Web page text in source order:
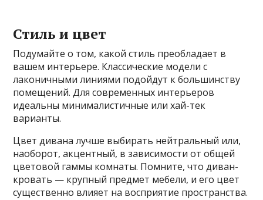
Стиль и цвет
Подумайте о том, какой стиль преобладает в
вашем интерьере. Классические модели с
лаконичными линиями подойдут к большинству
помещений. Для современных интерьеров
идеальны минималистичные или хай-тек
варианты.
Цвет дивана лучше выбирать нейтральный или,
наоборот, акцентный, в зависимости от общей
цветовой гаммы комнаты. Помните, что диван-
кровать — крупный предмет мебели, и его цвет
существенно влияет на восприятие пространства.